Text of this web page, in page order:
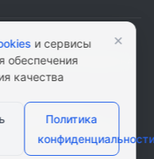
|СОГЛАСИЕ НА
и
не является
и сервисы
обеспечения
качества
Политика
конфиденциальности
×